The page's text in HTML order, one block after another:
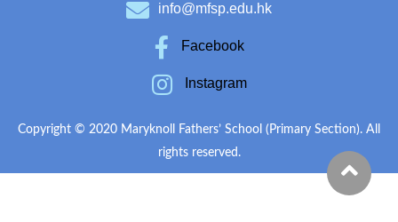
info@mfsp.edu.hk
Facebook
Instagram
Copyright © 2020 Maryknoll Fathers’ School (Primary Section). All
rights reserved.